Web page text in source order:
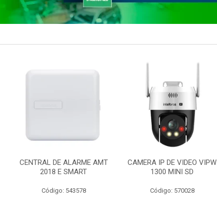
CENTRAL DE ALARME AMT
2018 E SMART
Código: 543578
CAMERA IP DE VIDEO VIPW
1300 MINI SD
Código: 570028